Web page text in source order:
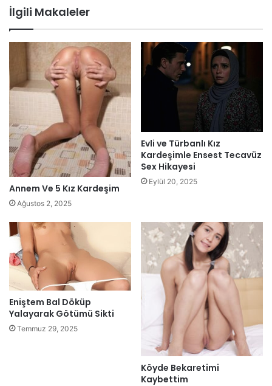
İlgili Makaleler
Annem Ve 5 Kız Kardeşim
Ağustos 2, 2025
Evli ve Türbanlı Kız
Kardeşimle Ensest Tecavüz
Sex Hikayesi
Eylül 20, 2025
Eniştem Bal Döküp
Yalayarak Götümü Sikti
Temmuz 29, 2025
Köyde Bekaretimi
Kaybettim